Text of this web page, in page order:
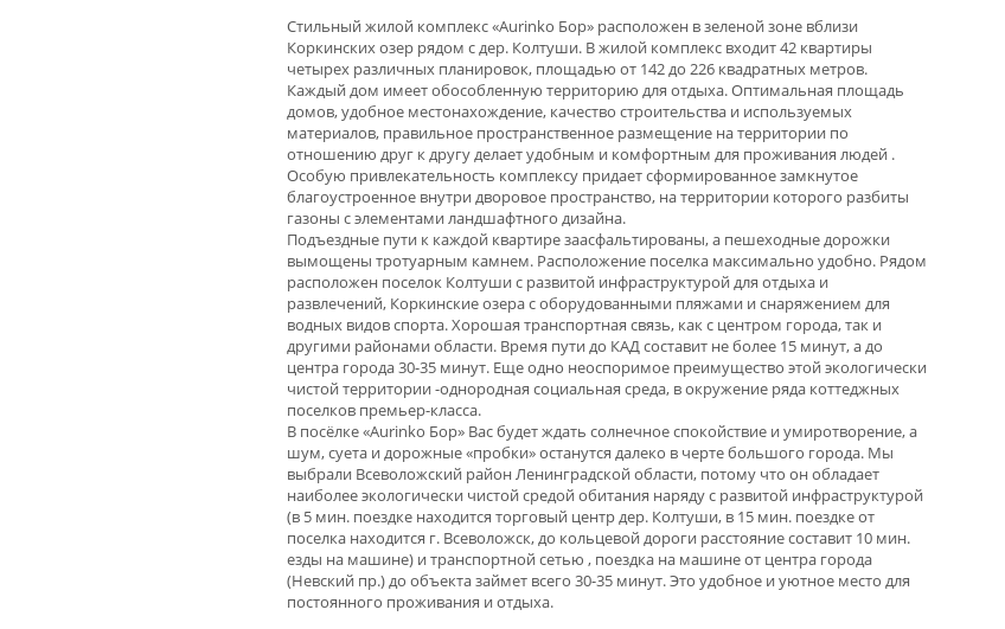
Стильный жилой комплекс «Aurinko Бор» расположен в зеленой зоне вблизи
Коркинских озер рядом с дер. Колтуши. В жилой комплекс входит 42 квартиры
четырех различных планировок, площадью от 142 до 226 квадратных метров.
Каждый дом имеет обособленную территорию для отдыха. Оптимальная площадь
домов, удобное местонахождение, качество строительства и используемых
материалов, правильное пространственное размещение на территории по
отношению друг к другу делает удобным и комфортным для проживания людей .
Особую привлекательность комплексу придает сформированное замкнутое
благоустроенное внутри дворовое пространство, на территории которого разбиты
газоны с элементами ландшафтного дизайна.
Подъездные пути к каждой квартире заасфальтированы, а пешеходные дорожки
вымощены тротуарным камнем. Расположение поселка максимально удобно. Рядом
расположен поселок Колтуши с развитой инфраструктурой для отдыха и
развлечений, Коркинские озера с оборудованными пляжами и снаряжением для
водных видов спорта. Хорошая транспортная связь, как с центром города, так и
другими районами области. Время пути до КАД составит не более 15 минут, а до
центра города 30-35 минут. Еще одно неоспоримое преимущество этой экологически
чистой территории -однородная социальная среда, в окружение ряда коттеджных
поселков премьер-класса.
В посёлке «Aurinko Бор» Вас будет ждать солнечное спокойствие и умиротворение, а
шум, суета и дорожные «пробки» останутся далеко в черте большого города. Мы
выбрали Всеволожский район Ленинградской области, потому что он обладает
наиболее экологически чистой средой обитания наряду с развитой инфраструктурой
(в 5 мин. поездке находится торговый центр дер. Колтуши, в 15 мин. поездке от
поселка находится г. Всеволожск, до кольцевой дороги расстояние составит 10 мин.
езды на машине) и транспортной сетью , поездка на машине от центра города
(Невский пр.) до объекта займет всего 30-35 минут. Это удобное и уютное место для
постоянного проживания и отдыха.